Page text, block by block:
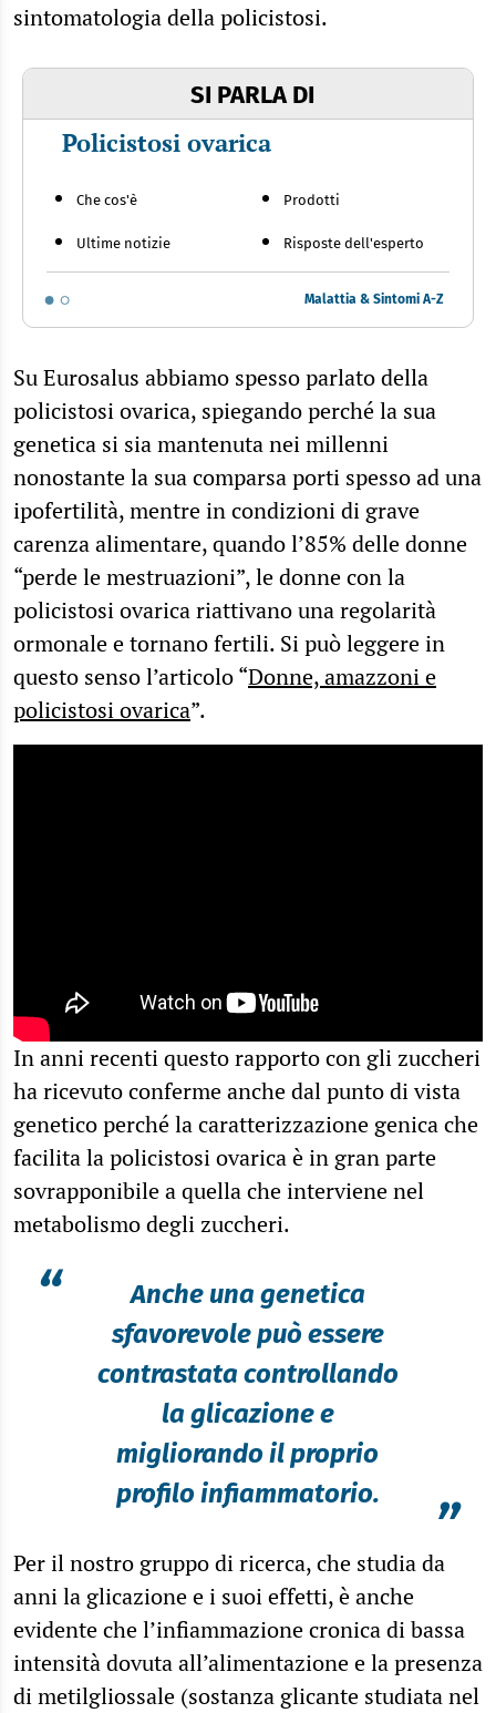
sintomatologia della policistosi.
SI PARLA DI
Policistosi ovarica
Che cos'è
Ultime notizie
Prodotti
Risposte dell'esperto
Malattia & Sintomi A-Z
Su Eurosalus abbiamo spesso parlato della
policistosi ovarica, spiegando perché la sua
genetica si sia mantenuta nei millenni
nonostante la sua comparsa porti spesso ad una
ipofertilità, mentre in condizioni di grave
carenza alimentare, quando l’85% delle donne
“perde le mestruazioni”, le donne con la
policistosi ovarica riattivano una regolarità
ormonale e tornano fertili. Si può leggere in
questo senso l’articolo “Donne, amazzoni e
policistosi ovarica”.
In anni recenti questo rapporto con gli zuccheri
ha ricevuto conferme anche dal punto di vista
genetico perché la caratterizzazione genica che
facilita la policistosi ovarica è in gran parte
sovrapponibile a quella che interviene nel
metabolismo degli zuccheri.
“
Anche una genetica
sfavorevole può essere
contrastata controllando
la glicazione e
migliorando il proprio
profilo infiammatorio.
”
Per il nostro gruppo di ricerca, che studia da
anni la glicazione e i suoi effetti, è anche
evidente che l’infiammazione cronica di bassa
intensità dovuta all’alimentazione e la presenza
di metilgliossale (sostanza glicante studiata nel